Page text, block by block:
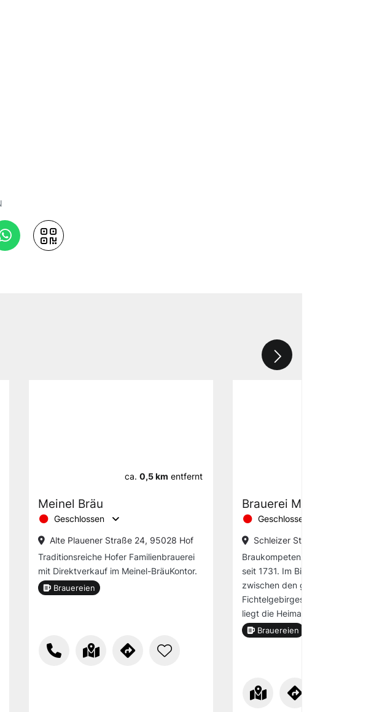
ca. 0,5 km entfernt
Meinel Bräu
Geschlossen
Alte Plauener Straße 24, 95028 Hof
Traditionsreiche Hofer Familienbrauerei
mit Direktverkauf im Meinel-BräuKontor.
Brauereien
Brauerei Meinel
Geschlossen
Schleizer Str. 4, 95028 Hof
Braukompetenz und
seit 1731. Im Biereldorado
zwischen den grünen Wäldern
Fichtelgebirges und des
liegt die Heimat des Meinel-Bräu.
Brauereien